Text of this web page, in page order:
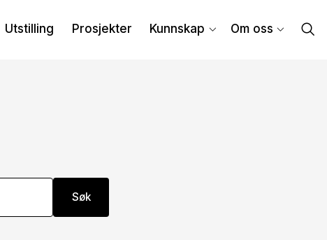
Utstilling Prosjekter Kunnskap Om oss
Søk